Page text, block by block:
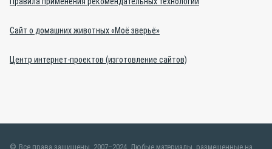
Сайт о домашних животных «Моё зверьё»
Центр интернет-проектов (изготовление сайтов)
Все права защищены, 2007–2024. Любые материалы, размещенные на